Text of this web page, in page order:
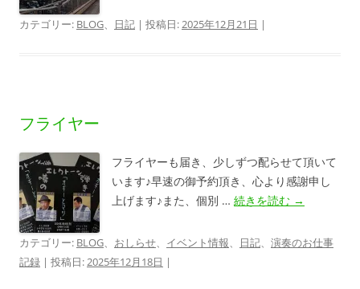
カテゴリー: BLOG、 日記 | 投稿日:2025年12月21日 |
フライヤー
フライヤーも届き、少しずつ配らせて頂いて
います♪早速の御予約頂き、心より感謝申し
上げます♪また、個別 … 続きを読む →
カテゴリー: BLOG、 おしらせ、 イベント情報、 日記、 演奏のお仕事
記録 | 投稿日:2025年12月18日 |